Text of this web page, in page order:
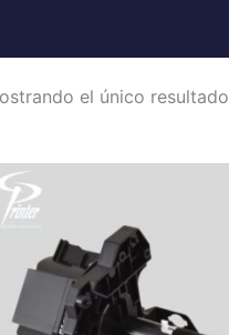
el único resultado